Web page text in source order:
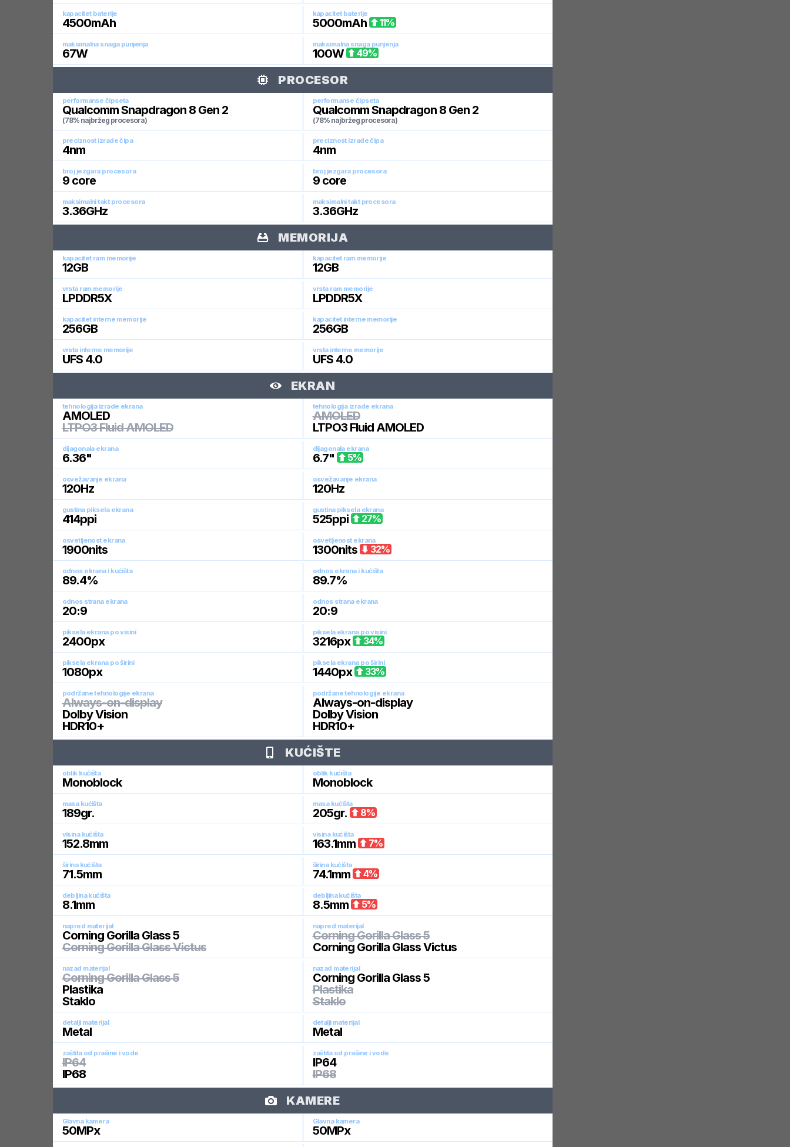
kapacitet baterije
4500mAh
kapacitet baterije
5000mAh 11%
maksimalna snaga punjenja
67W
maksimalna snaga punjenja
100W 49%
PROCESOR
performanse čipseta
Qualcomm Snapdragon 8 Gen 2
(78% najbržeg procesora)
performanse čipseta
Qualcomm Snapdragon 8 Gen 2
(78% najbržeg procesora)
preciznost izrade čipa
4nm
preciznost izrade čipa
4nm
broj jezgara procesora
9core
broj jezgara procesora
9core
maksimalni takt procesora
3.36GHz
maksimalni takt procesora
3.36GHz
MEMORIJA
kapacitet ram memorije
12GB
kapacitet ram memorije
12GB
vrsta ram memorije
LPDDR5X
vrsta ram memorije
LPDDR5X
kapacitet interne memorije
256GB
kapacitet interne memorije
256GB
vrsta interne memorije
UFS 4.0
vrsta interne memorije
UFS 4.0
EKRAN
tehnologija izrade ekrana
AMOLED
LTPO3 Fluid AMOLED
tehnologija izrade ekrana
AMOLED
LTPO3 Fluid AMOLED
dijagonala ekrana
6.36"
dijagonala ekrana
6.7" 5%
osvežavanje ekrana
120Hz
osvežavanje ekrana
120Hz
gustina piksela ekrana
414ppi
gustina piksela ekrana
525ppi 27%
osvetljenost ekrana
1900nits
osvetljenost ekrana
1300nits 32%
odnos ekrana i kućišta
89.4%
odnos ekrana i kućišta
89.7%
odnos strana ekrana
20:9
odnos strana ekrana
20:9
piksela ekrana po visini
2400px
piksela ekrana po visini
3216px 34%
piksela ekrana po širini
1080px
piksela ekrana po širini
1440px 33%
podržane tehnologije ekrana
Always-on-display
Dolby Vision
HDR10+
podržane tehnologije ekrana
Always-on-display
Dolby Vision
HDR10+
KUĆIŠTE
oblik kućišta
Monoblock
oblik kućišta
Monoblock
masa kućišta
189gr.
masa kućišta
205gr. 8%
visina kućišta
152.8mm
visina kućišta
163.1mm 7%
širina kućišta
71.5mm
širina kućišta
74.1mm 4%
debljina kućišta
8.1mm
debljina kućišta
8.5mm 5%
napred materijal
Corning Gorilla Glass 5
Corning Gorilla Glass Victus
napred materijal
Corning Gorilla Glass 5
Corning Gorilla Glass Victus
nazad materijal
Corning Gorilla Glass 5
Plastika
Staklo
nazad materijal
Corning Gorilla Glass 5
Plastika
Staklo
detalji materijal
Metal
detalji materijal
Metal
zaštita od prašine i vode
IP64
IP68
zaštita od prašine i vode
IP64
IP68
KAMERE
Glavna kamera
50MPx
Glavna kamera
50MPx